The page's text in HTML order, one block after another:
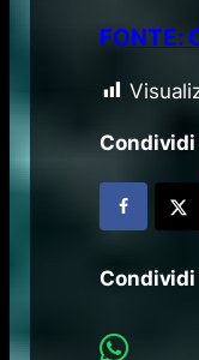
FONTE:
Condividi